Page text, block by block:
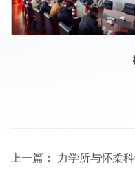
上一篇： 力学所与怀柔